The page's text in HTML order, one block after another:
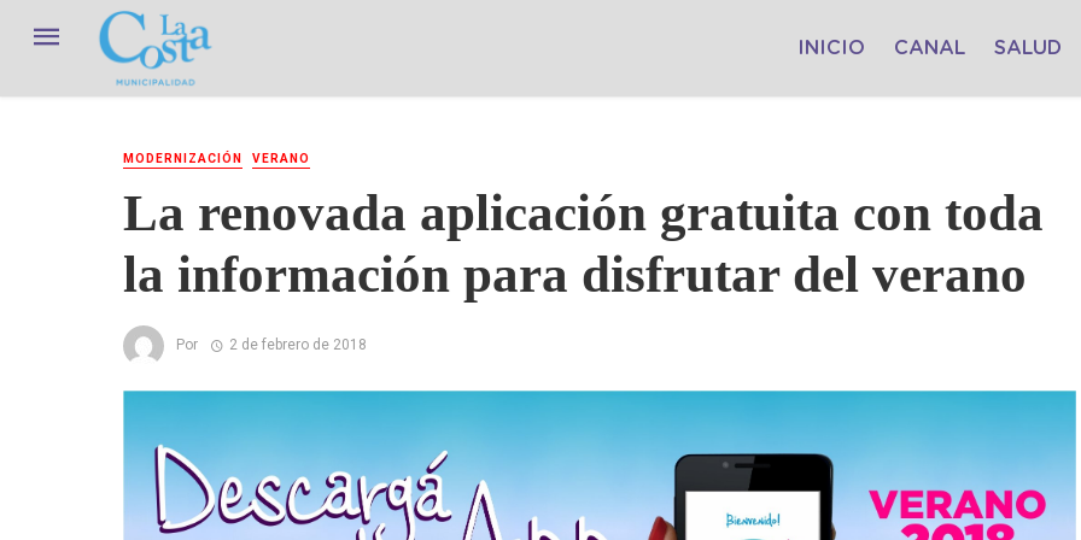
INICIO CANAL SALUD
MODERNIZACIÓN VERANO
La renovada aplicación gratuita con toda
la información para disfrutar del verano
Por 2 de febrero de 2018